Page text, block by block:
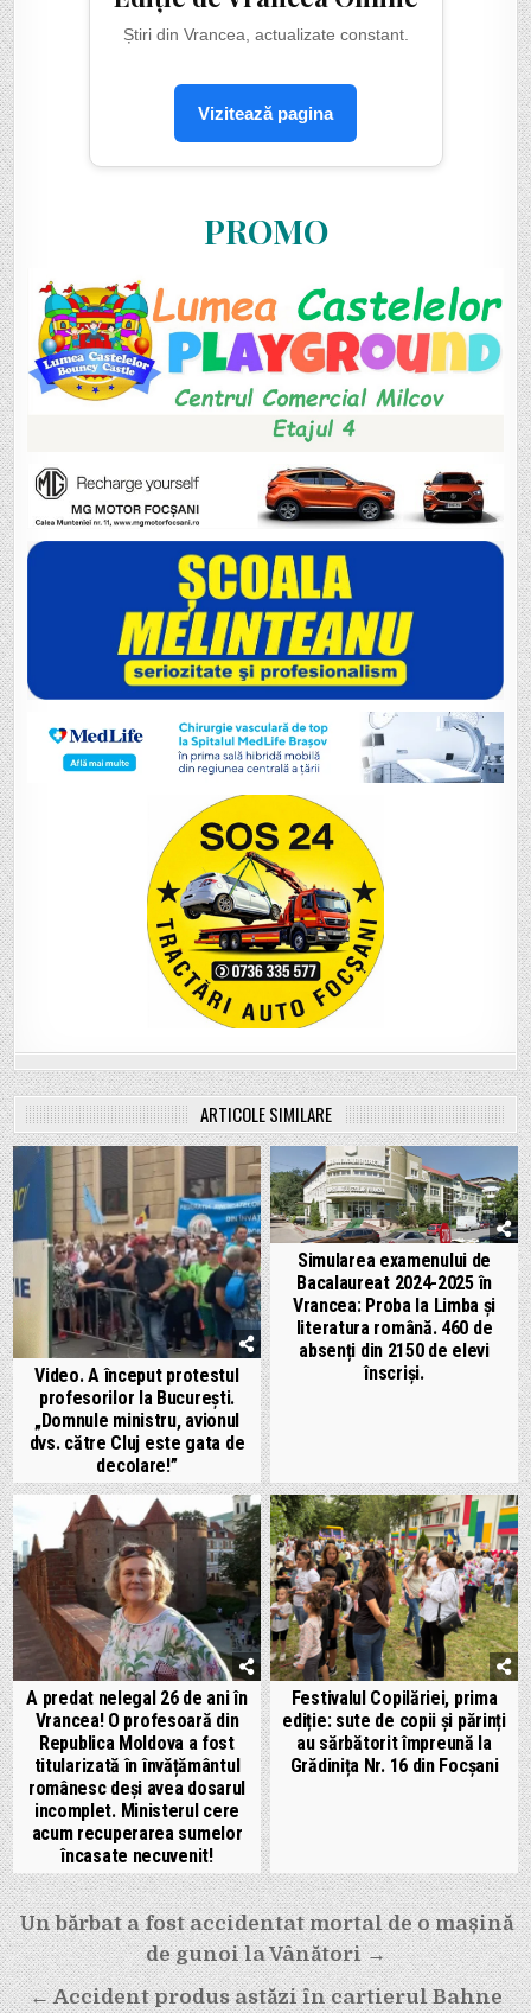
Știri din Vrancea, actualizate constant.
Vizitează pagina
PROMO
ARTICOLE SIMILARE
Video. A început protestul
profesorilor la București.
„Domnule ministru, avionul
dvs. către Cluj este gata de
decolare!”
Simularea examenului de
Bacalaureat 2024-2025 în
Vrancea: Proba la Limba și
literatura română. 460 de
absenți din 2150 de elevi
înscriși.
A predat nelegal 26 de ani în
Vrancea! O profesoară din
Republica Moldova a fost
titularizată în învățământul
românesc deși avea dosarul
incomplet. Ministerul cere
acum recuperarea sumelor
încasate necuvenit!
Festivalul Copilăriei, prima
ediție: sute de copii și părinți
au sărbătorit împreună la
Grădinița Nr. 16 din Focșani
Navigare
în
articole
Un bărbat a fost accidentat mortal de o mașină
de gunoi la Vânători →
← Accident produs astăzi în cartierul Bahne